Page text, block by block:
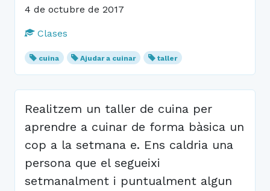
4 de octubre de 2017
Clases
cuina Ajudar a cuinar taller
Realitzem un taller de cuina per
aprendre a cuinar de forma bàsica un
cop a la setmana e. Ens caldria una
persona que el segueixi
setmanalment i puntualment algun